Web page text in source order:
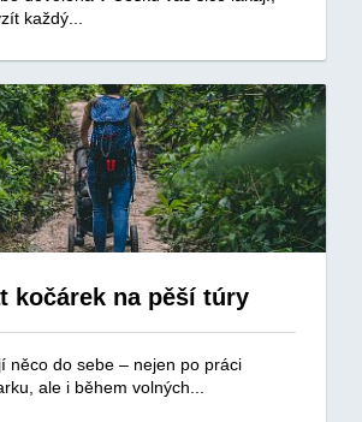
každý...
kočárek na pěší túry
něco do sebe – nejen po práci
ale i během volných...